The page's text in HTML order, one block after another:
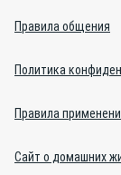
Правила общения
Политика
Правила
Сайт о домашних